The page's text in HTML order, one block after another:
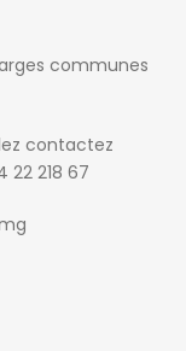
communes
contactez
218 67